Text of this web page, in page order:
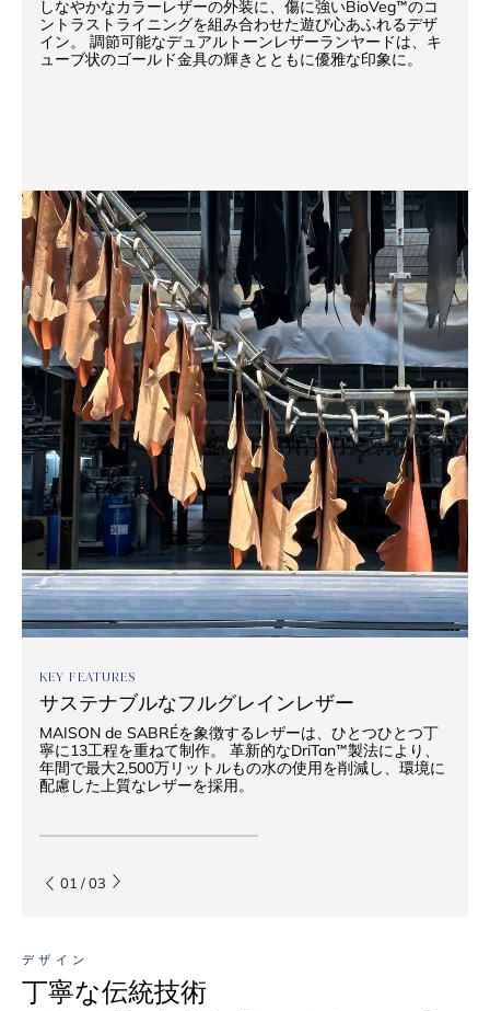
しなやかなカラーレザーの外装に、傷に強いBioVeg™のコ
ントラストライニングを組み合わせた遊び心あふれるデザ
イン。 調節可能なデュアルトーンレザーランヤードは、キ
ューブ状のゴールド金具の輝きとともに優雅な印象に。
KEY FEATURES
サステナブルなフルグレインレザー
MAISON de SABRÉを象徴するレザーは、ひとつひとつ丁
寧に13工程を重ねて制作。 革新的なDriTan™製法により、
年間で最大2,500万リットルもの水の使用を削減し、環境に
配慮した上質なレザーを採用。
01 /03
デザイン
丁寧な伝統技術